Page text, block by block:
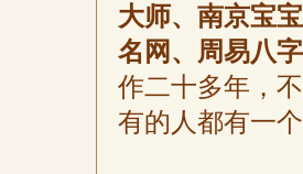
大师、南京宝
名网、周易八
作二十多年，
有的人都有一